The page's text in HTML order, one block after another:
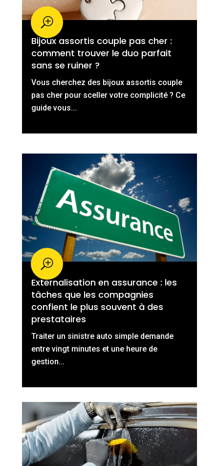
Bijoux assortis couple pas cher :
comment trouver le duo parfait
sans se ruiner ?
Vous cherchez des bijoux assortis couple
pas cher pour sceller votre complicité ? Ce
guide vous...
Externalisation en assurance : les
tâches que les compagnies
confient le plus souvent à des
prestataires
Traiter un sinistre auto simple demande
entre vingt minutes et une heure de
gestion...